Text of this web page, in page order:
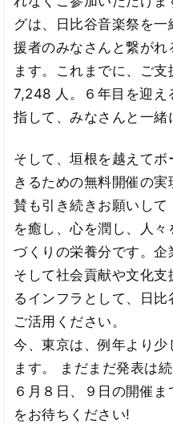
グは、日比谷音楽祭を
援者のみなさんと繋が
ます。これまでに、ご
7,248 人。６年目を迎え
指して、みなさんと一
そして、垣根を越えて
きるための無料開催の
賛も引き続きお願いし
を癒し、心を潤し、人
づくりの栄養分です。企
そして社会貢献や文化
るインフラとして、日
ご活用ください。
今、東京は、例年より
ます。 まだまだ発表は続
６月８日、９日の開催
をお待ちください!